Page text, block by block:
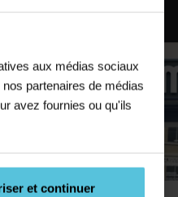
aux médias sociaux
partenaires de médias
avez fournies ou qu'ils
et continuer
02 54 60 01 01